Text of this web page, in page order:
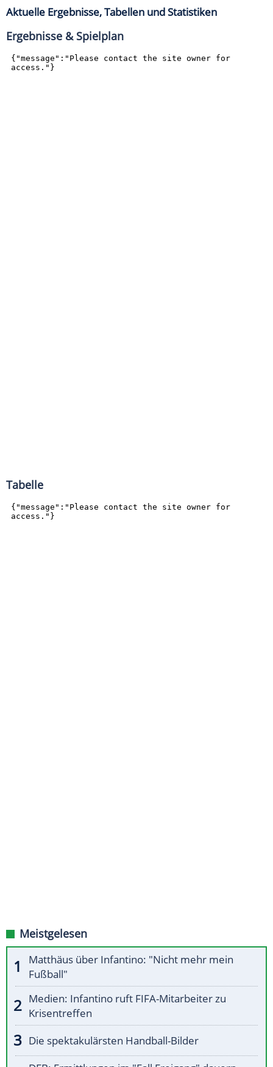
Aktuelle Ergebnisse, Tabellen und Statistiken
Ergebnisse & Spielplan
Tabelle
Meistgelesen
Matthäus über Infantino: "Nicht mehr mein
Fußball"
Medien: Infantino ruft FIFA-Mitarbeiter zu
Krisentreffen
Die spektakulärsten Handball-Bilder